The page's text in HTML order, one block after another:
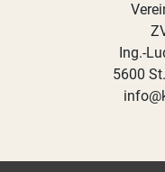
Ing.-
5600